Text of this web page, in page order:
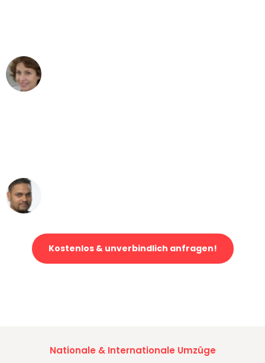
Kostenlos & unverbindlich anfragen!
Nationale & Internationale Umzüge